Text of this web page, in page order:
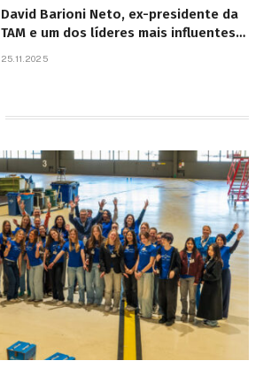
David Barioni Neto, ex-presidente da
TAM e um dos líderes mais influentes
25.11.2025